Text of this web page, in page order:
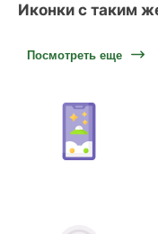
Иконки с таким
Посмотреть еще